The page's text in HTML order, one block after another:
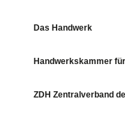
Das Handwerk
Handwerkskammer
ZDH Zentralverband